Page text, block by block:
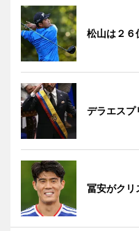
松山は２
デラエスプ
冨安がクリ